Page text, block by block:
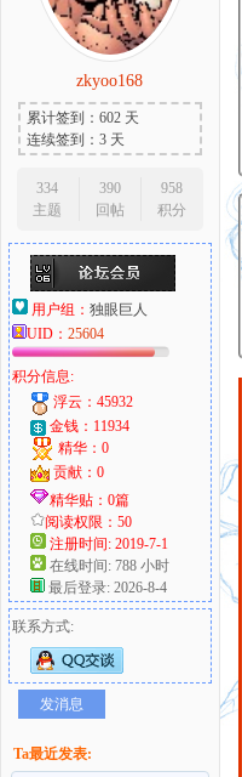
爱
好
zkyoo168
累计签到：602 天
连续签到：3 天
334
主题
390
回帖
958
积分
用户组： 独眼巨人
UID： 25604
积分信息:
浮云：45932
金钱：11934
精华：0
贡献：0
精华贴：0篇
阅读权限：50
注册时间: 2019-7-1
在线时间: 788 小时
最后登录: 2026-8-4
联系方式:
发消息
Ta最近发表: